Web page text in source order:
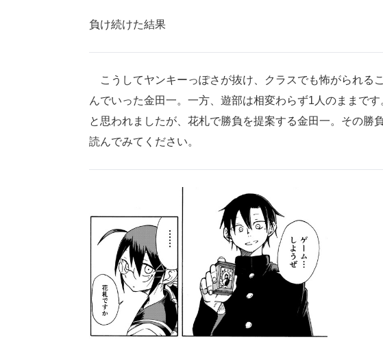
負け続けた結果
こうしてヤンキーっぽさが抜け、クラスでも怖がられる
んでいった金田一。一方、遊部は相変わらず1人のままで
と思われましたが、花札で勝負を提案する金田一。その勝
読んでみてください。